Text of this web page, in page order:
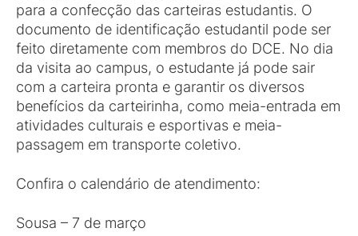
para a confecção das carteiras estudantis. O
documento de identificação estudantil pode ser
feito diretamente com membros do DCE. No dia
da visita ao campus, o estudante já pode sair
com a carteira pronta e garantir os diversos
benefícios da carteirinha, como meia-entrada em
atividades culturais e esportivas e meia-
passagem em transporte coletivo.
Confira o calendário de atendimento:
Sousa – 7 de março